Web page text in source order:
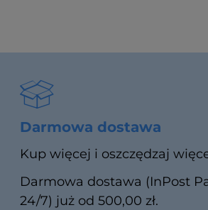
Darmowa dostawa
Kup więcej i oszczędzaj
Darmowa dostawa (InPost
24/7) już od 500,00 zł.